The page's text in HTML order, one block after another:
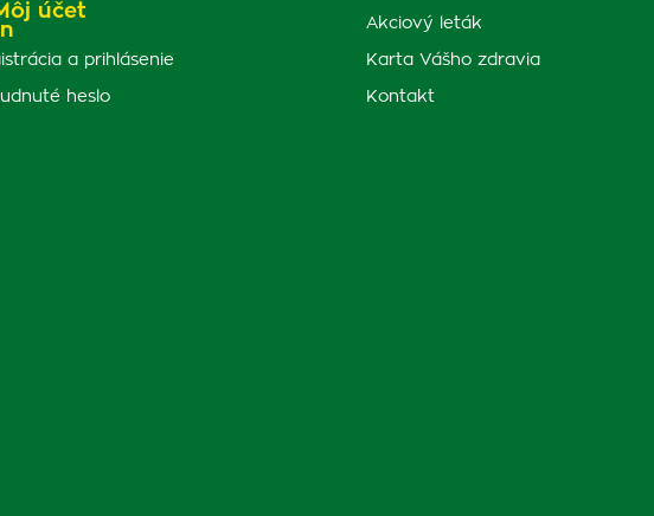
účet
a prihlásenie
heslo
Akciový leták
Karta Vášho zdravia
Kontakt